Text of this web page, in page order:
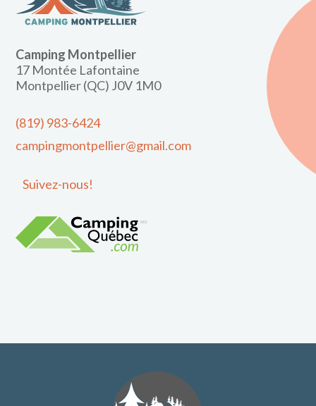
Camping Montpellier
17 Montée Lafontaine
Montpellier (QC) J0V 1M0
(819) 983-6424
campingmontpellier@gmail.com
Suivez-nous!